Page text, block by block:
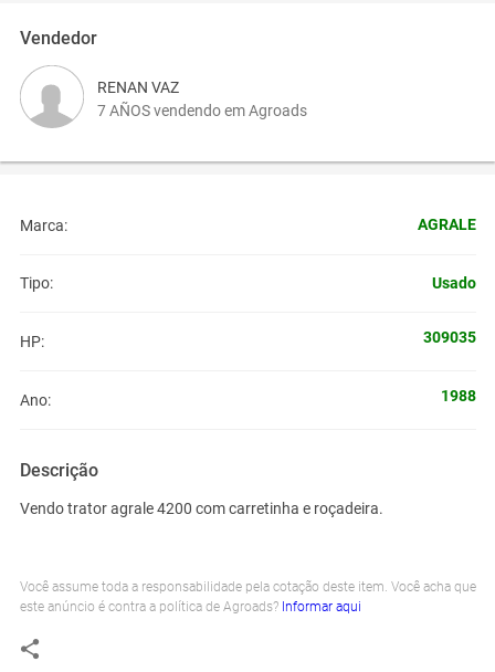
Vendedor
RENAN VAZ
7 AÑOS vendendo em Agroads
Marca: AGRALE
Tipo: Usado
HP: 309035
Ano: 1988
Descrição
Vendo trator agrale 4200 com carretinha e roçadeira.
Você assume toda a responsabilidade pela cotação deste item. Você acha que
este anúncio é contra a política de Agroads? Informar aqui